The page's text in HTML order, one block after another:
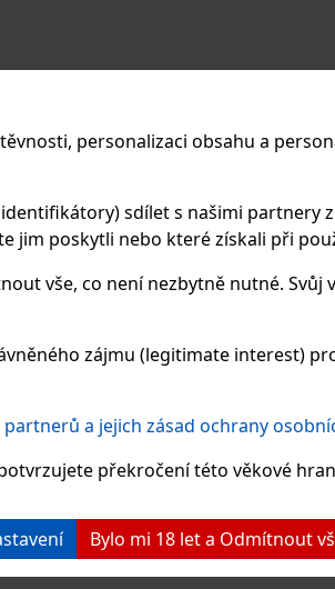
personalizaci obsahu a
sdílet s našimi partnery
jim poskytli nebo které získali při
vše, co není nezbytně nutné. Svůj
zájmu (legitimate interest)
partnerů a jejich zásad ochrany
překročení této věkové
Bylo mi 18 let a Odmítnout